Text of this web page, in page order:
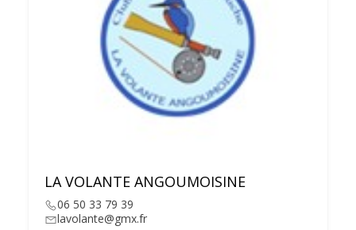
LA VOLANTE ANGOUMOISINE
06 50 33 79 39
lavolante@gmx.fr